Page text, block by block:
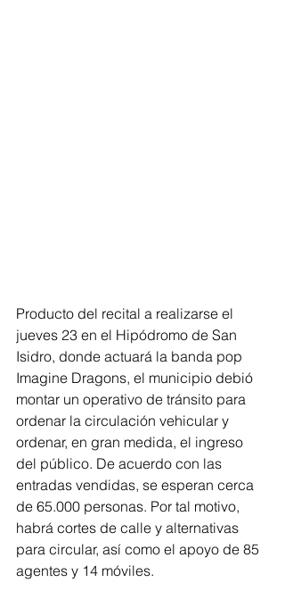
Producto del recital a realizarse el
jueves 23 en el Hipódromo de San
Isidro, donde actuará la banda pop
Imagine Dragons, el municipio debió
montar un operativo de tránsito para
ordenar la circulación vehicular y
ordenar, en gran medida, el ingreso
del público. De acuerdo con las
entradas vendidas, se esperan cerca
de 65.000 personas. Por tal motivo,
habrá cortes de calle y alternativas
para circular, así como el apoyo de 85
agentes y 14 móviles.